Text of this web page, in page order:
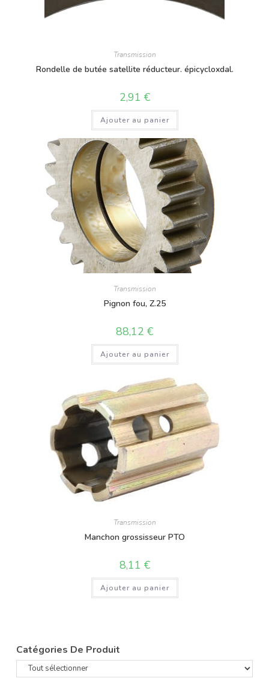
Transmission
Rondelle de butée satellite réducteur. épicycloxdal.
2,91 €
Ajouter au panier
Transmission
Pignon fou, Z.25
88,12 €
Ajouter au panier
Transmission
Manchon grossisseur PTO
8,11 €
Ajouter au panier
Catégories De Produit